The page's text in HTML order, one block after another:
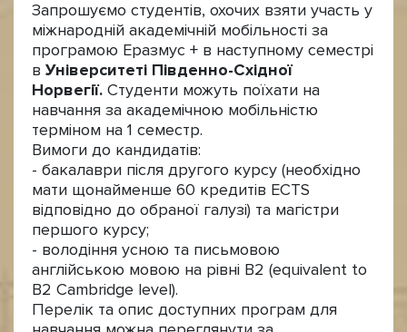
Запрошуємо студентів, охочих взяти участь у
міжнародній академічній мобільності за
програмою Еразмус + в наступному семестрі
в Університеті Південно-Східної
Норвегії. Студенти можуть поїхати на
навчання за академічною мобільністю
терміном на 1 семестр.
Вимоги до кандидатів:
- бакалаври після другого курсу (необхідно
мати щонайменше 60 кредитів ECTS
відповідно до обраної галузі) та магістри
першого курсу;
- володіння усною та письмовою
англійською мовою на рівні В2 (equivalent to
B2 Cambridge level).
Перелік та опис доступних програм для